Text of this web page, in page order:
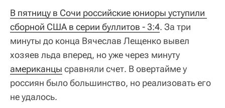
В пятницу в Сочи российские юниоры уступили
сборной США в серии буллитов - 3:4. За три
минуты до конца Вячеслав Лещенко вывел
хозяев льда вперед, но уже через минуту
американцы сравняли счет. В овертайме у
россиян было большинство, но реализовать его
не удалось.